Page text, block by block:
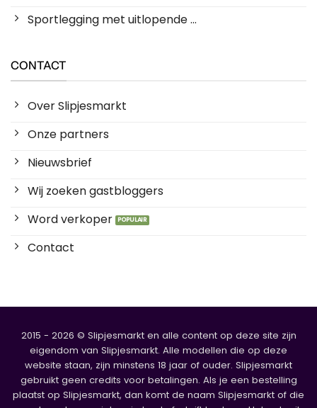
Sportlegging met uitlopende ...
CONTACT
Over Slipjesmarkt
Onze partners
Nieuwsbrief
Wij zoeken gastbloggers
Word verkoper
Contact
2015 - 2026 © Slipjesmarkt en alle content op deze site zijn
eigendom van Slipjesmarkt. Alle modellen die op deze
website staan, zijn minstens 18 jaar of ouder. Slipjesmarkt
gebruikt geen credits voor betalingen. Als je een bestelling
plaatst op Slipjesmarkt, dan komt de naam Slipjesmarkt of die